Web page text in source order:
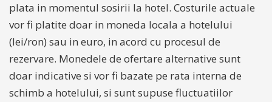
plata in momentul sosirii la hotel. Costurile actuale
vor fi platite doar in moneda locala a hotelului
(lei/ron) sau in euro, in acord cu procesul de
rezervare. Monedele de ofertare alternative sunt
doar indicative si vor fi bazate pe rata interna de
schimb a hotelului, si sunt supuse fluctuatiilor